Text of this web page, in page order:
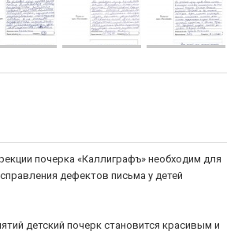
почерка «Каллиграфъ» необходим для
дефектов письма у детей
детский почерк становится красивым и